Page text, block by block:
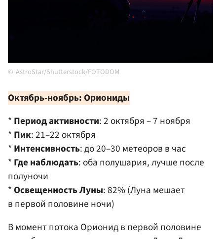
AstroStar/Shutterstock/FOTODOM
Октябрь-ноябрь: Ориониды
* Период активности: 2 октября – 7 ноября
* Пик: 21–22 октября
* Интенсивность: до 20–30 метеоров в час
* Где наблюдать: оба полушария, лучше после
полуночи
* Освещенность Луны: 82% (Луна мешает
в первой половине ночи)
В момент потока Орионид в первой половине